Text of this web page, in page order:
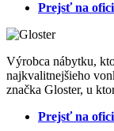
Prejsť na
Výrobca nábytku,
najkvalitnejšieho
značka Gloster, u
Prejsť na